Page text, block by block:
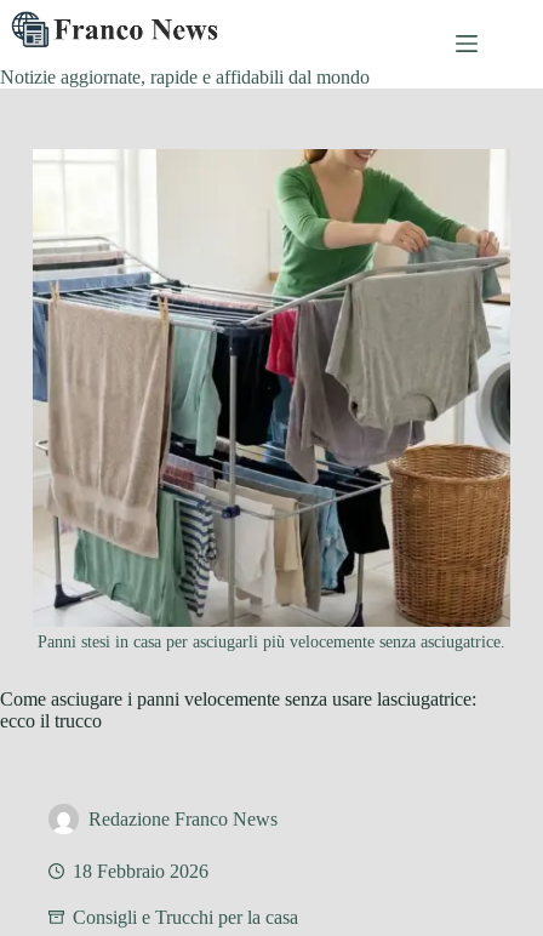
Salta
al
contenuto
Notizie aggiornate, rapide e affidabili dal mondo
Panni stesi in casa per asciugarli più velocemente senza asciugatrice.
Come asciugare i panni velocemente senza usare lasciugatrice:
ecco il trucco
Redazione Franco News
18 Febbraio 2026
Consigli e Trucchi per la casa